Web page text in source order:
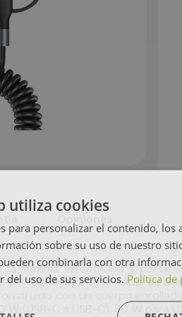
la máxima versatilidad y
C + Lightning), este cable se
con un cuerpo
(USB-C a USB-C), 30 W
utiliza cookies
para personalizar el contenido,
sobre su uso de nuestro
combinarla con otra
del uso de sus servicios. Política de